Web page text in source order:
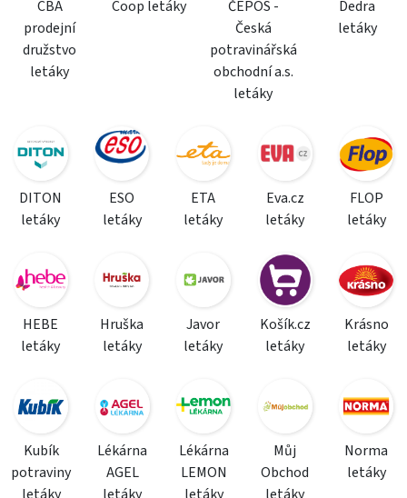
CBA
prodejní
družstvo
letáky
Coop letáky
ČEPOS -
Česká
potravinářská
obchodní a.s.
letáky
Dedra
letáky
DITON
letáky
ESO
letáky
ETA
letáky
Eva.cz
letáky
FLOP
letáky
HEBE
letáky
Hruška
letáky
Javor
letáky
Košík.cz
letáky
Krásno
letáky
Kubík
potraviny
Lékárna
AGEL
Lékárna
LEMON
Můj
Obchod
Norma
letáky